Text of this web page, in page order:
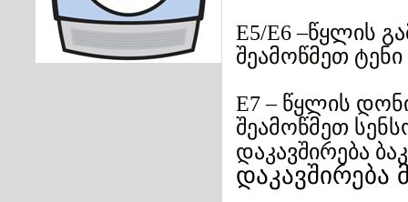
Е5/Е6 –წყლის
შეამოწმეთ ტენი
E7 – წყლის
შეამოწმეთ
დაკავშირება
დაკავშირება